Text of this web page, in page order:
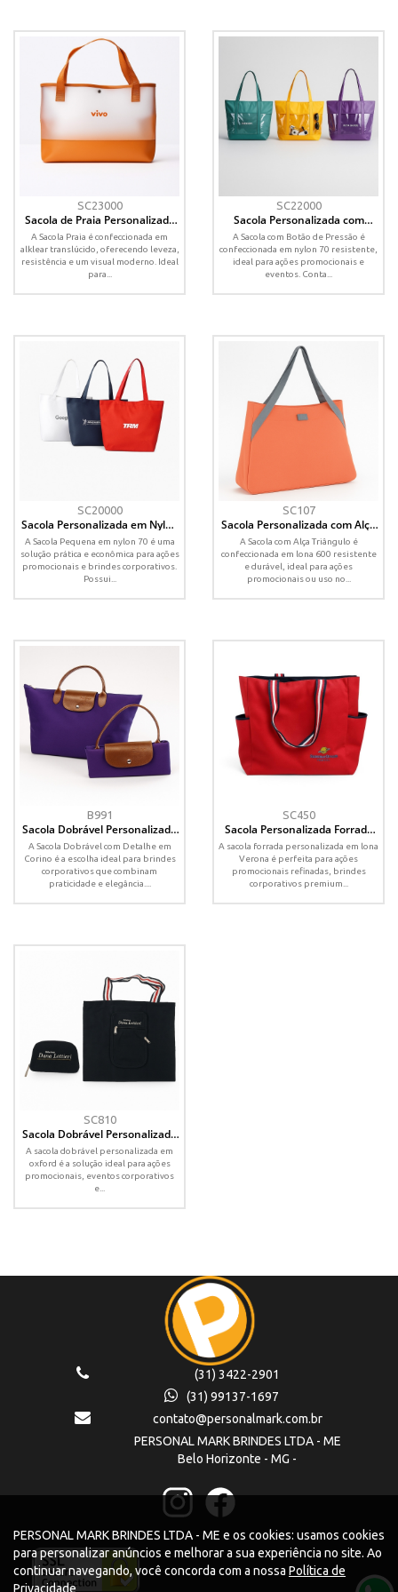
SC23000
Sacola de Praia Personalizada
em Alklear Translúcido – Ideal
para Verão e Eventos
A Sacola Praia é confeccionada em
alklear translúcido, oferecendo leveza,
resistência e um visual moderno. Ideal
para...
SC22000
Sacola Personalizada com
Botão de Pressão e Bolso
Transparente – Nylon 70
A Sacola com Botão de Pressão é
confeccionada em nylon 70 resistente,
ideal para ações promocionais e
eventos. Conta...
SC20000
Sacola Personalizada em Nylon
70 – Modelo Compacto e
Versátil
A Sacola Pequena em nylon 70 é uma
solução prática e econômica para ações
promocionais e brindes corporativos.
Possui...
SC107
Sacola Personalizada com Alça
Triângulo – Lona 600 com
Bolso Frontal
A Sacola com Alça Triângulo é
confeccionada em lona 600 resistente
e durável, ideal para ações
promocionais ou uso no...
B991
Sacola Dobrável Personalizada
com Detalhe em Corino –
Sofisticação e Praticidade
A Sacola Dobrável com Detalhe em
Corino é a escolha ideal para brindes
corporativos que combinam
praticidade e elegância....
SC450
Sacola Personalizada Forrada
em Lona Verona – Fundo
Acolchoado
A sacola forrada personalizada em lona
Verona é perfeita para ações
promocionais refinadas, brindes
corporativos premium...
SC810
Sacola Dobrável Personalizada
em Oxford – Compacta e
Resistente
A sacola dobrável personalizada em
oxford é a solução ideal para ações
promocionais, eventos corporativos
e...
(31) 3422-2901
(31) 99137-1697
contato@personalmark.com.br
PERSONAL MARK BRINDES LTDA - ME
Belo Horizonte - MG -
PERSONAL MARK BRINDES LTDA - ME e os cookies: usamos cookies
para personalizar anúncios e melhorar a sua experiência no site. Ao
continuar navegando, você concorda com a nossa Política de
Privacidade